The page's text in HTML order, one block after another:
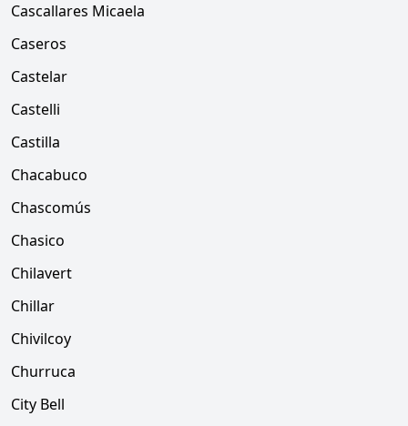
Cascallares Micaela
Caseros
Castelar
Castelli
Castilla
Chacabuco
Chascomús
Chasico
Chilavert
Chillar
Chivilcoy
Churruca
City Bell